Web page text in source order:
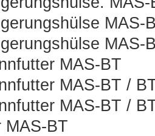
MAS-
MAS-
MAS-BT
MAS-BT /
MAS-BT /
MAS-BT